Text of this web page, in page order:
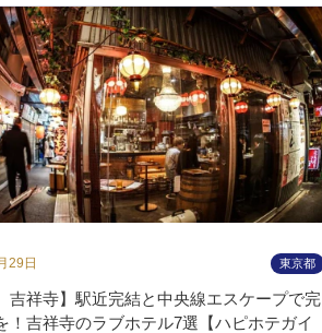
29日 東京都
吉祥寺】駅近完結と中央線エスケープで完
！吉祥寺のラブホテル7選【ハピホテガイ